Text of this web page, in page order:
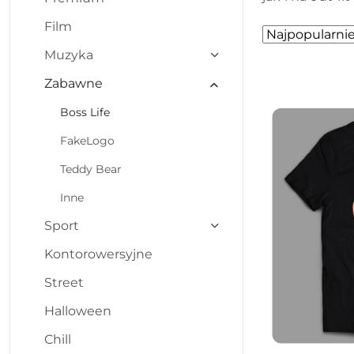
Film
Muzyka
Zabawne
Boss Life
FakeLogo
Teddy Bear
Inne
Sport
Kontorowersyjne
Street
Halloween
Chill
Zastosowano
Sortuj